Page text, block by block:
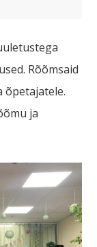
Rõõmsaid
õpetajatele.
ja